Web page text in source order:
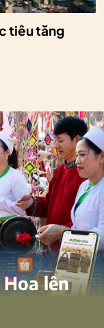
tiêu tăng
lên